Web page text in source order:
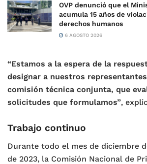
OVP denunció que el
acumula 15 años de
derechos humanos
6 AGOSTO 2026
“Estamos a la espera de la
designar a nuestros
comisión técnica conjunta, que
solicitudes que formulamos”,
Trabajo continuo
Durante todo el mes de diciembre
de 2023, la Comisión Nacional de